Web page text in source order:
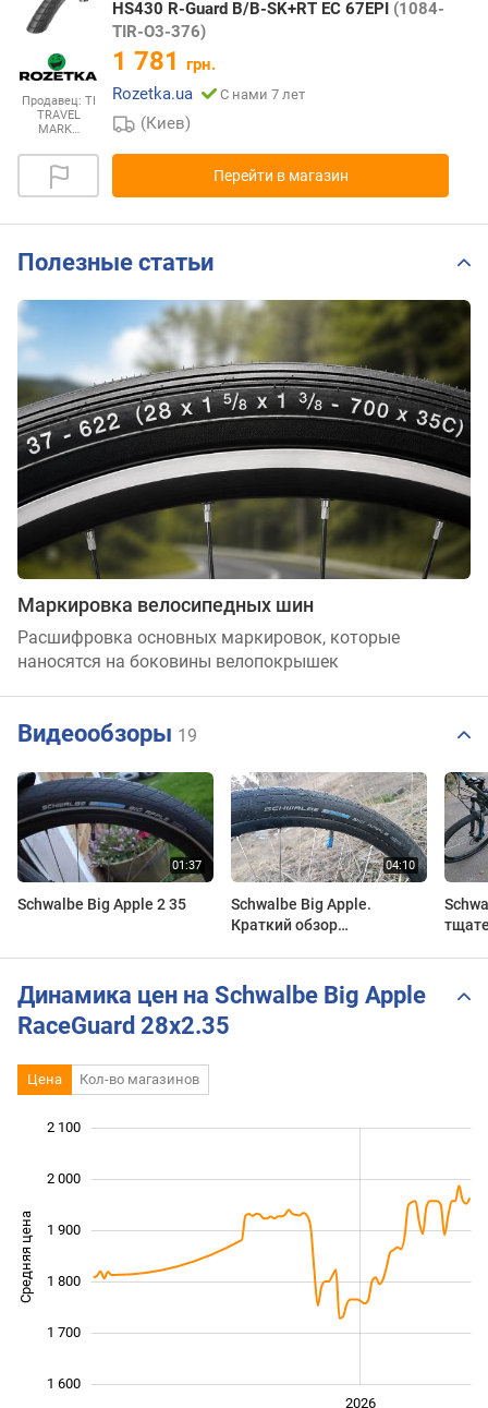
Продавец: TI
TRAVEL
MARK…
HS430 R-Guard B/B-SK+RT EC 67EPI (1084-
TIR-O3-376)
1 781 грн.
Rozetka.ua
С нами 7 лет
(Киев)
Перейти в магазин
Полезные статьи
Маркировка велосипедных шин
Расшифровка основных маркировок, которые
наносятся на боковины велопокрышек
Видеообзоры 19
Schwalbe Big Apple 2 35
Schwalbe Big Apple.
Краткий обзор
Динамика цен на Schwalbe Big Apple
RaceGuard 28x2.35
Цена Кол-во магазинов
Средняя цена
1 600
1 700
1 800
1 900
2 000
2 100
2026